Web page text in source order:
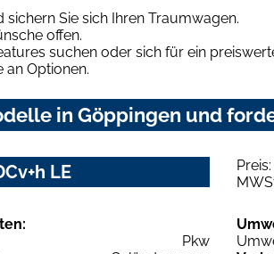
Sie sich Ihren Traumwagen.
offen.
suchen oder sich für ein
an Optionen.
in Göppingen und
LE Preis:
Pkw